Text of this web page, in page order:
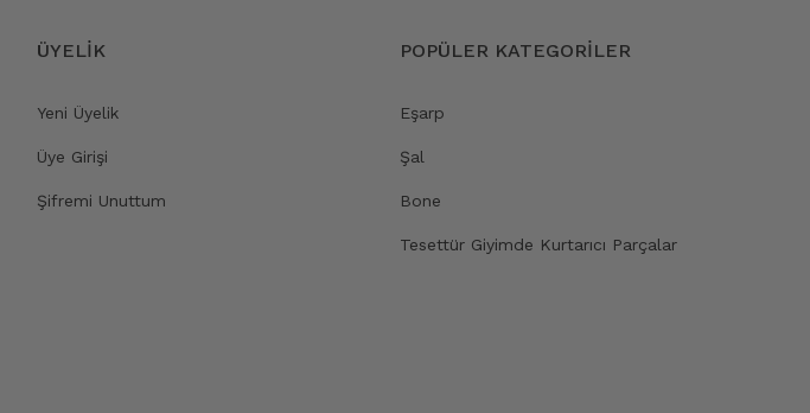
ÜYELİK
Yeni Üyelik
Üye Girişi
Şifremi Unuttum
POPÜLER KATEGORİLER
Eşarp
Şal
Bone
Tesettür Giyimde Kurtarıcı Parçalar